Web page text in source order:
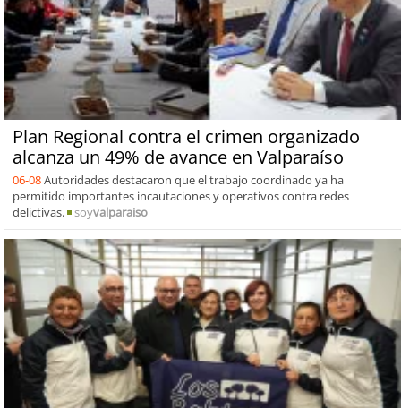
Plan Regional contra el crimen organizado
alcanza un 49% de avance en Valparaíso
06-08Autoridades destacaron que el trabajo coordinado ya ha
permitido importantes incautaciones y operativos contra redes
delictivas.
soyvalparaiso